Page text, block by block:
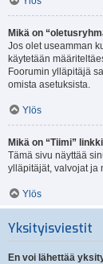
Mikä on
Jos olet useamman
käytetään
Foorumin ylläpitäjä
omista asetuksista.
Ylös
Mikä on “Tiimi”
Tämä sivu näyttää
ylläpitäjät, valvojat ja
Ylös
Yksityisviestit
En voi lähettää